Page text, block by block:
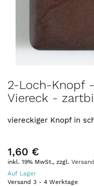
Anfang
der
springen
2-Loch-Knopf
Viereck -
viereckiger Knopf in
1,60 €
inkl. 19% MwSt., zzgl. Versand
Auf Lager
Versand 3 - 4 Werktage